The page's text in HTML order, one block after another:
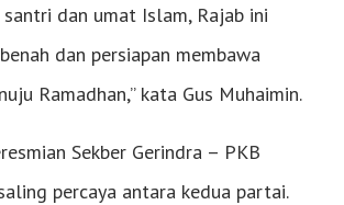
santri dan umat Islam, Rajab ini
dan persiapan membawa
Ramadhan,” kata Gus Muhaimin.
Sekber Gerindra – PKB
percaya antara kedua partai.